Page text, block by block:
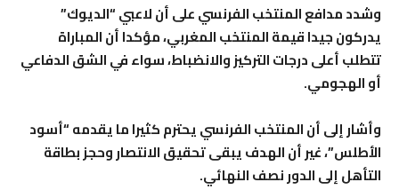
وشدد مدافع المنتخب الفرنسي على أن لاعبي “الديوك”
يدركون جيدا قيمة المنتخب المغربي، مؤكدا أن المباراة
تتطلب أعلى درجات التركيز والانضباط، سواء في الشق الدفاعي
أو الهجومي.
وأشار إلى أن المنتخب الفرنسي يحترم كثيرا ما يقدمه “أسود
الأطلس”، غير أن الهدف يبقى تحقيق الانتصار وحجز بطاقة
التأهل إلى الدور نصف النهائي.